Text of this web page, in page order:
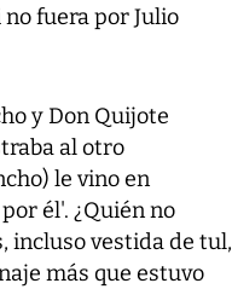
fuera por Julio
y Don Quijote
al otro
le vino en
él'. ¿Quién no
incluso vestida de tul,
más que estuvo